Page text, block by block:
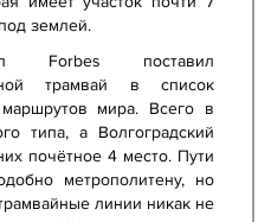
землей.
Forbes поставил
трамвай в список
мира. Всего в
типа, а Волгоградский
почётное 4 место. Пути
метрополитену, но
линии никак не